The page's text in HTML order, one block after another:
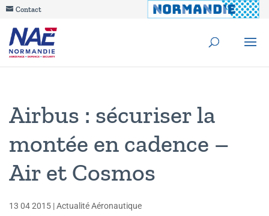
Contact
Airbus : sécuriser la
montée en cadence –
Air et Cosmos
13 04 2015 |Actualité Aéronautique